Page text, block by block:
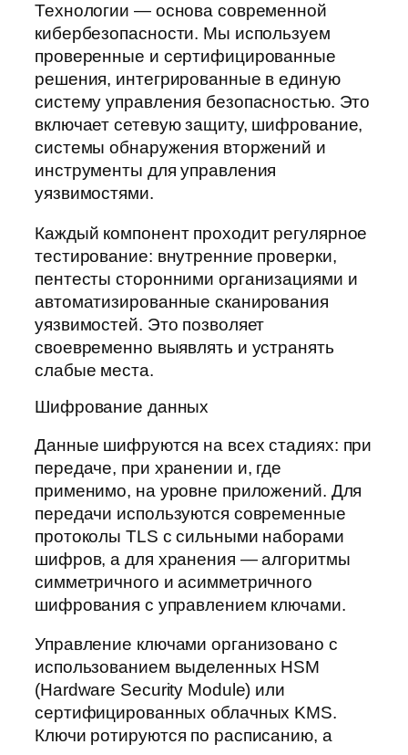
Технологии — основа современной
кибербезопасности. Мы используем
проверенные и сертифицированные
решения, интегрированные в единую
систему управления безопасностью. Это
включает сетевую защиту, шифрование,
системы обнаружения вторжений и
инструменты для управления
уязвимостями.
Каждый компонент проходит регулярное
тестирование: внутренние проверки,
пентесты сторонними организациями и
автоматизированные сканирования
уязвимостей. Это позволяет
своевременно выявлять и устранять
слабые места.
Шифрование данных
Данные шифруются на всех стадиях: при
передаче, при хранении и, где
применимо, на уровне приложений. Для
передачи используются современные
протоколы TLS с сильными наборами
шифров, а для хранения — алгоритмы
симметричного и асимметричного
шифрования с управлением ключами.
Управление ключами организовано с
использованием выделенных HSM
(Hardware Security Module) или
сертифицированных облачных KMS.
Ключи ротируются по расписанию, а